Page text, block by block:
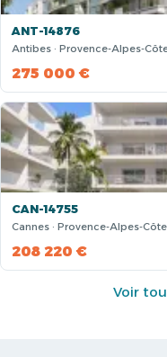
ANT-14876
Antibes · Provence-Alpes-
275 000 €
CAN-14755
Cannes · Provence-Alpes-
208 220 €
Voir